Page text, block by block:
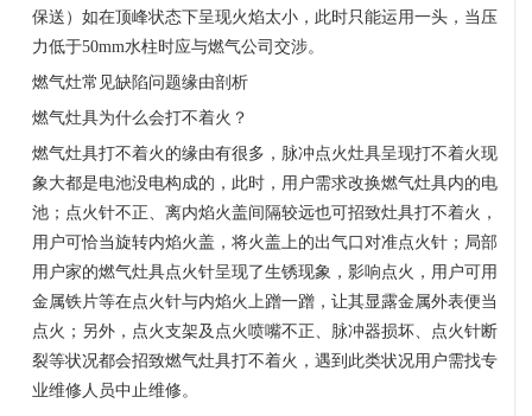
保送）如在顶峰状态下呈现火焰太小，此时只能运用一头，当压
力低于50mm水柱时应与燃气公司交涉。
燃气灶常见缺陷问题缘由剖析
燃气灶具为什么会打不着火？
燃气灶具打不着火的缘由有很多，脉冲点火灶具呈现打不着火现
象大都是电池没电构成的，此时，用户需求改换燃气灶具内的电
池；点火针不正、离内焰火盖间隔较远也可招致灶具打不着火，
用户可恰当旋转内焰火盖，将火盖上的出气口对准点火针；局部
用户家的燃气灶具点火针呈现了生锈现象，影响点火，用户可用
金属铁片等在点火针与内焰火上蹭一蹭，让其显露金属外表便当
点火；另外，点火支架及点火喷嘴不正、脉冲器损坏、点火针断
裂等状况都会招致燃气灶具打不着火，遇到此类状况用户需找专
业维修人员中止维修。